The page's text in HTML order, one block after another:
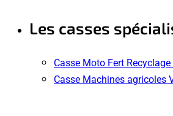
Les casses
Casse Moto Fert
Casse Machines agricoles